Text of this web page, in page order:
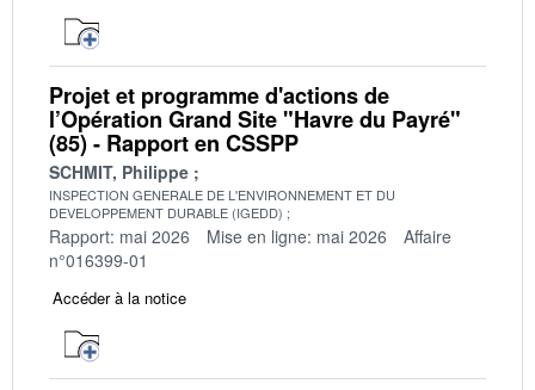
Projet et programme d'actions de
l’Opération Grand Site "Havre du Payré"
(85) - Rapport en CSSPP
SCHMIT, Philippe
INSPECTION GENERALE DE L'ENVIRONNEMENT ET DU
DEVELOPPEMENT DURABLE (IGEDD)
Rapport: mai 2026 Mise en ligne: mai 2026
Affaire
n°016399-01
Accéder à la notice